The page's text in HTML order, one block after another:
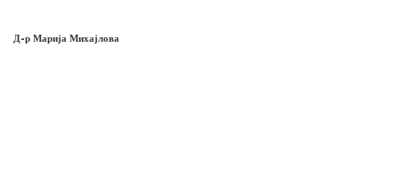
Д-р Марија Михајлова